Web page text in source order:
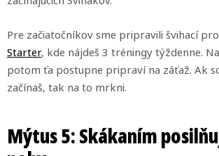
Pre začiatočníkov sme pripravili švihací
Starter, kde nájdeš 3 tréningy týždenne.
potom ťa postupne pripraví na záťaž. Ak
začínaš, tak na to mrkni.
Mýtus 5: Skákaním